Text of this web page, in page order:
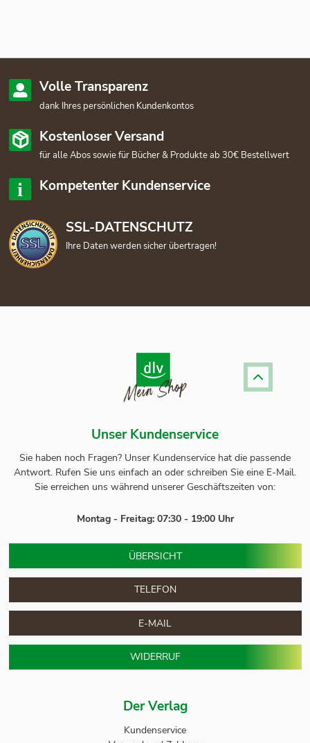
Volle Transparenz
dank Ihres persönlichen Kundenkontos
Kostenloser Versand
für alle Abos sowie für Bücher & Produkte ab 30€ Bestellwert
Kompetenter Kundenservice
SSL-DATENSCHUTZ
Ihre Daten werden sicher übertragen!
Der Verlag
Kundenservice
Unser Kundenservice
Sie haben noch Fragen? Unser Kundenservice hat die passende
Antwort. Rufen Sie uns einfach an oder schreiben Sie eine E-Mail.
Sie erreichen uns während unserer Geschäftszeiten von:
Montag - Freitag: 07:30 - 19:00 Uhr
ÜBERSICHT
TELEFON
E-MAIL
WIDERRUF